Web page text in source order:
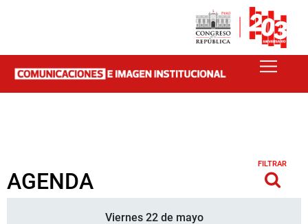
AGENDA
FILTRAR
Viernes 22 de mayo